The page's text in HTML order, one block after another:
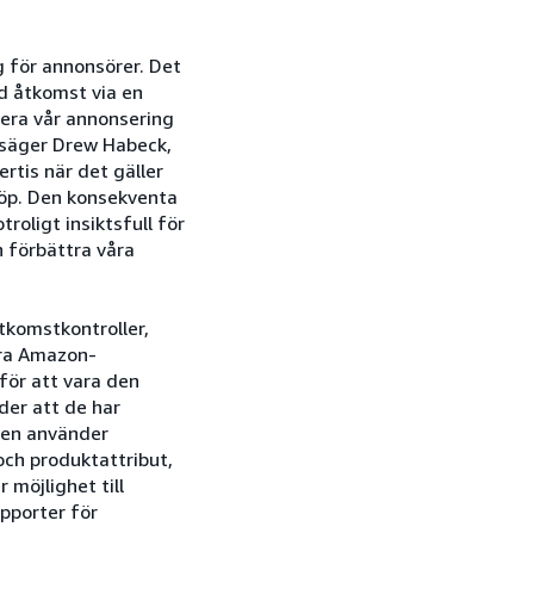
annonsörer. Det
åtkomst via en
vår annonsering
Drew Habeck,
när det gäller
Den konsekventa
insiktsfull för
förbättra våra
Amazon-
att vara den
att de har
använder
produktattribut,
möjlighet till
för